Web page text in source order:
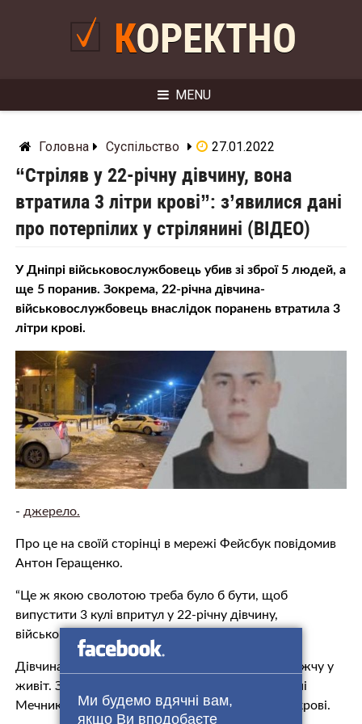
Ми будемо вдячні вам,
якщо Ви вподобаєте
КОРЕКТНО
MENU
Головна Суспільство 27.01.2022
“Стріляв у 22-річну дівчину, вона
втратила 3 літри крові”: з’явилися дані
про потерпілих у стрілянині (ВІДЕО)
У Дніпрі військовослужбовець убив зі зброї 5 людей, а
ще 5 поранив. Зокрема, 22-річна дівчина-
військовослужбовець внаслідок поранень втратила 3
літри крові.
- джерело.
Про це на своїй сторінці в мережі Фейсбук повідомив
Антон Геращенко.
“Це ж якою сволотою треба було б бути, щоб
випустити 3 кулі впритул у 22-річну дівчину,
військовослужбову Нацгвардії?!
Дівчина отримала травму коліна плеча та найважчу у
живіт. Зараз за її життя борються хірурги лікарні
Мечникова. Вона втратила більше трьох літрів крові.